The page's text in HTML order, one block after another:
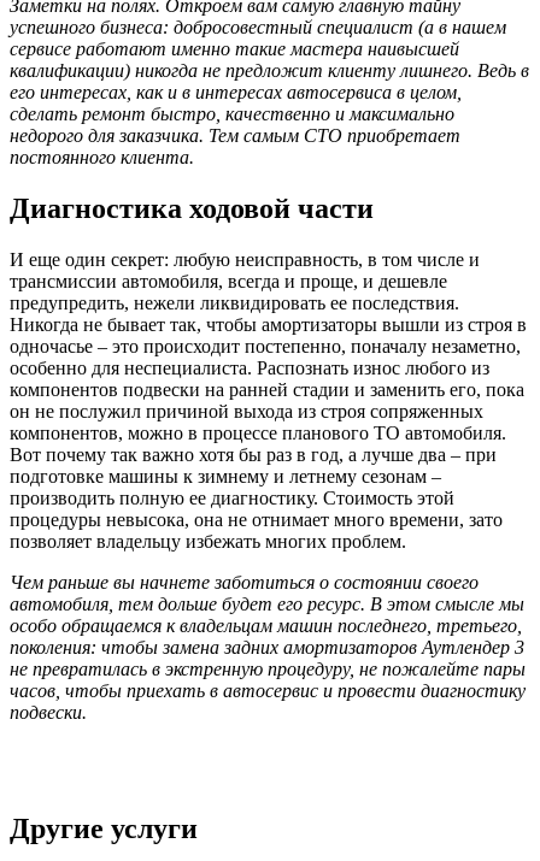
Заметки на полях. Откроем вам самую главную тайну
успешного бизнеса: добросовестный специалист (а в нашем
сервисе работают именно такие мастера наивысшей
квалификации) никогда не предложит клиенту лишнего. Ведь в
его интересах, как и в интересах автосервиса в целом,
сделать ремонт быстро, качественно и максимально
недорого для заказчика. Тем самым СТО приобретает
постоянного клиента.
Диагностика ходовой части
И еще один секрет: любую неисправность, в том числе и
трансмиссии автомобиля, всегда и проще, и дешевле
предупредить, нежели ликвидировать ее последствия.
Никогда не бывает так, чтобы амортизаторы вышли из строя в
одночасье – это происходит постепенно, поначалу незаметно,
особенно для неспециалиста. Распознать износ любого из
компонентов подвески на ранней стадии и заменить его, пока
он не послужил причиной выхода из строя сопряженных
компонентов, можно в процессе планового ТО автомобиля.
Вот почему так важно хотя бы раз в год, а лучше два – при
подготовке машины к зимнему и летнему сезонам –
производить полную ее диагностику. Стоимость этой
процедуры невысока, она не отнимает много времени, зато
позволяет владельцу избежать многих проблем.
Чем раньше вы начнете заботиться о состоянии своего
автомобиля, тем дольше будет его ресурс. В этом смысле мы
особо обращаемся к владельцам машин последнего, третьего,
поколения: чтобы замена задних амортизаторов Аутлендер 3
не превратилась в экстренную процедуру, не пожалейте пары
часов, чтобы приехать в автосервис и провести диагностику
подвески.
Другие услуги